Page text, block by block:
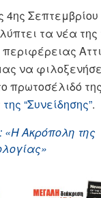
4ης
τα νέα της
περιφέρειας
να
πρωτοσέλιδό
“Συνείδησης”.
«Η Ακρόπολη της